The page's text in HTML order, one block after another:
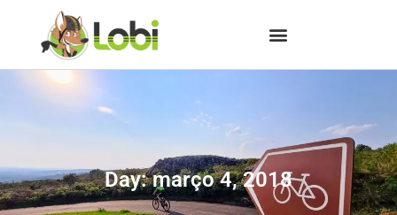
Day: março 4, 2018